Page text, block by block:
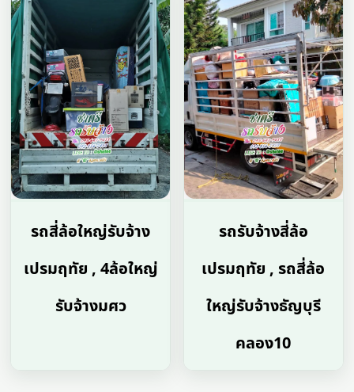
รถสี่ล้อใหญ่รับจ้าง
เปรมฤทัย , 4ล้อใหญ่
รับจ้างมศว
รถรับจ้างสี่ล้อ
เปรมฤทัย , รถสี่ล้อ
ใหญ่รับจ้างธัญบุรี
คลอง10